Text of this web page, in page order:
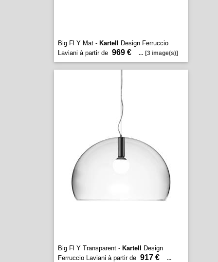
Big Fl Y Mat - Kartell
Design Ferruccio
Laviani à partir de 969 € ... [3 image(s)]
Big Fl Y Transparent - Kartell
Design
Ferruccio Laviani à partir de 917 €
...